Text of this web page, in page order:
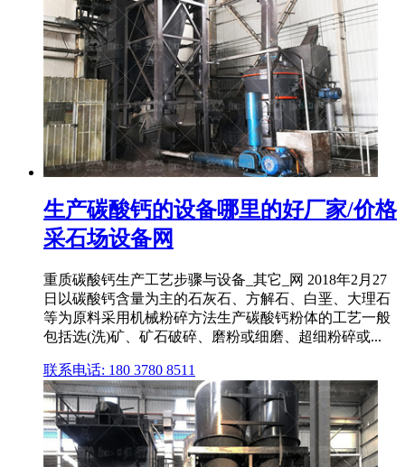
生产碳酸钙的设备哪里的好厂家/价格
采石场设备网
重质碳酸钙生产工艺步骤与设备_其它_网 2018年2月27
日以碳酸钙含量为主的石灰石、方解石、白垩、大理石
等为原料采用机械粉碎方法生产碳酸钙粉体的工艺一般
包括选(洗)矿、矿石破碎、磨粉或细磨、超细粉碎或...
联系电话: 180 3780 8511